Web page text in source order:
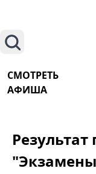
Поиск
СМОТРЕТЬ
АФИША
Результат